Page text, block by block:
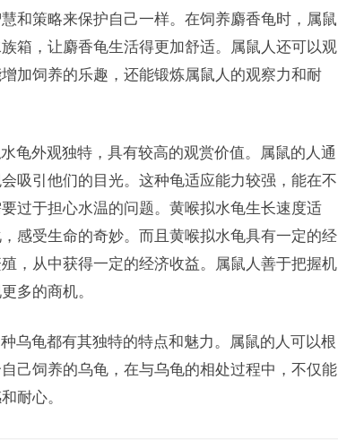
和策略来保护自己一样。在饲养麝香龟时，属鼠
箱，让麝香龟生活得更加舒适。属鼠人还可以观
加饲养的乐趣，还能锻炼属鼠人的观察力和耐
龟外观独特，具有较高的观赏价值。属鼠的人通
吸引他们的目光。这种龟适应能力较强，能在不
过于担心水温的问题。黄喉拟水龟生长速度适
感受生命的奇妙。而且黄喉拟水龟具有一定的经
，从中获得一定的经济收益。属鼠人善于把握机
多的商机。
乌龟都有其独特的特点和魅力。属鼠的人可以根
己饲养的乌龟，在与乌龟的相处过程中，不仅能
耐心。